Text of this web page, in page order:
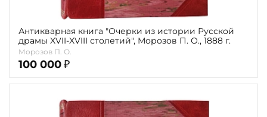
Антикварная книга "Очерки из истории Русской
драмы XVII-XVIII столетий", Морозов П. О., 1888 г.
Морозов П. О.
100 000 ₽